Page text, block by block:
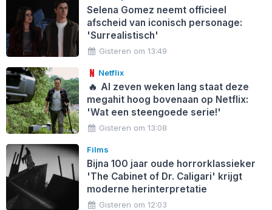
Selena Gomez neemt officieel
afscheid van iconisch personage:
'Surrealistisch'
Gisteren om 13:49
Netflix
🔥 Al zeven weken lang staat deze
megahit hoog bovenaan op Netflix:
'Wat een steengoede serie!'
Gisteren om 13:08
Films
Bijna 100 jaar oude horrorklassieker
'The Cabinet of Dr. Caligari' krijgt
moderne herinterpretatie
Gisteren om 12:03